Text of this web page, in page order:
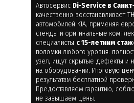
Автосервис Di-Service в
качественно восстанавливает
автомобилей KIA, применяя
стенды и оригинальные
специалисты с 15-летним
поломки любого уровня:
узел, ищут скрытые дефекты и
на оборудовании. Итоговую
результатам бесплатной
Предоставляем гарантию,
не завышаем цены.